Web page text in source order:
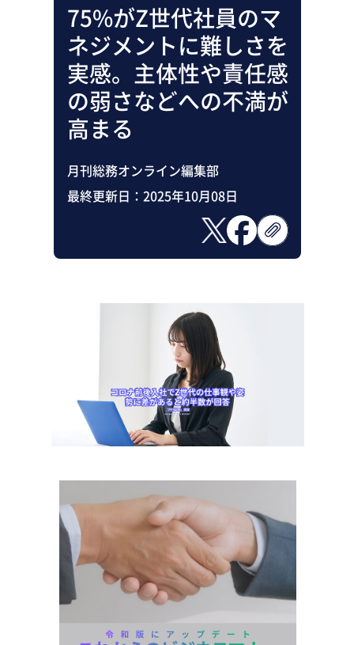
75%がZ世代社員のマ
ネジメントに難しさを
実感。主体性や責任感
の弱さなどへの不満が
高まる
月刊総務オンライン編集部
最終更新日： 2025年10月08日